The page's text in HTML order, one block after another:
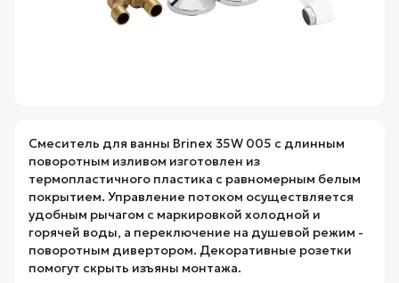
Смеситель для ванны Brinex 35W 005 с длинным
поворотным изливом изготовлен из
термопластичного пластика с равномерным белым
покрытием. Управление потоком осуществляется
удобным рычагом с маркировкой холодной и
горячей воды, а переключение на душевой режим -
поворотным дивертором. Декоративные розетки
помогут скрыть изъяны монтажа.